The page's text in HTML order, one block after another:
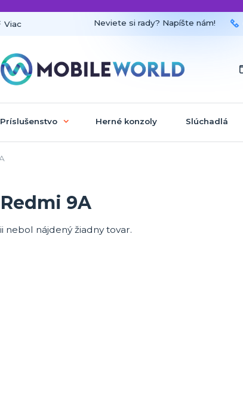
Viac Neviete si rady? Napíšte nám!
Príslušenstvo Herné konzoly Slúchadlá
9A
nebol nájdený žiadny tovar.